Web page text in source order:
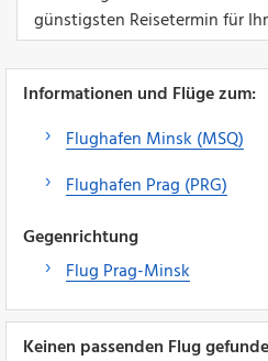
günstigsten Reisetermin für
Informationen und Flüge zum:
Flughafen Minsk (MSQ)
Flughafen Prag (PRG)
Gegenrichtung
Flug Prag-Minsk
Keinen passenden Flug